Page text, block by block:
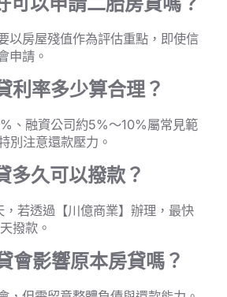
以房屋殘值作為評估重點，即使信
申請。
利率多少算合理？
、融資公司約5%～10%屬常見範
別注意還款壓力。
多久可以撥款？
若透過【川億商業】辦理，最快
撥款。
會影響原本房貸嗎？